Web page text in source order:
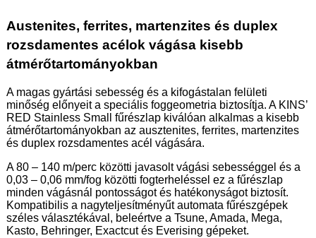
Austenites, ferrites, martenzites és duplex
rozsdamentes acélok vágása kisebb
átmérőtartományokban
A magas gyártási sebesség és a kifogástalan felületi
minőség előnyeit a speciális foggeometria biztosítja. A KINS’
RED Stainless Small fűrészlap kiválóan alkalmas a kisebb
átmérőtartományokban az ausztenites, ferrites, martenzites
és duplex rozsdamentes acél vágására.
A 80 – 140 m/perc közötti javasolt vágási sebességgel és a
0,03 – 0,06 mm/fog közötti fogterheléssel ez a fűrészlap
minden vágásnál pontosságot és hatékonyságot biztosít.
Kompatibilis a nagyteljesítményűt automata fűrészgépek
széles választékával, beleértve a Tsune, Amada, Mega,
Kasto, Behringer, Exactcut és Everising gépeket.